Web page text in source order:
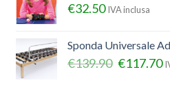
€32.50 IVA inclusa
Sponda Universale
€139.90 €117.70